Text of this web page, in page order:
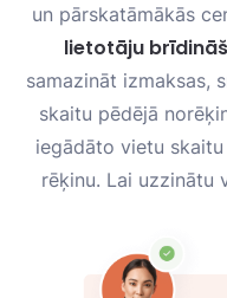
un pārskatāmākās
lietotāju
samazināt izmaksas,
skaitu pēdējā
iegādāto vietu
rēķinu. Lai uzzinātu